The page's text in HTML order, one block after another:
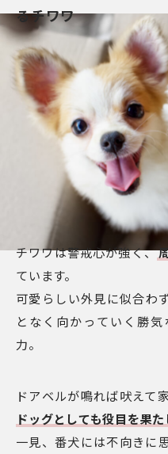
るチワワ
チワワは警戒心が強く、
ています。
可愛らしい外見に似合わ
となく向かっていく勝
力。
ドアベルが鳴れば吠えて
ドッグとしても役目を果
一見、番犬には不向きに